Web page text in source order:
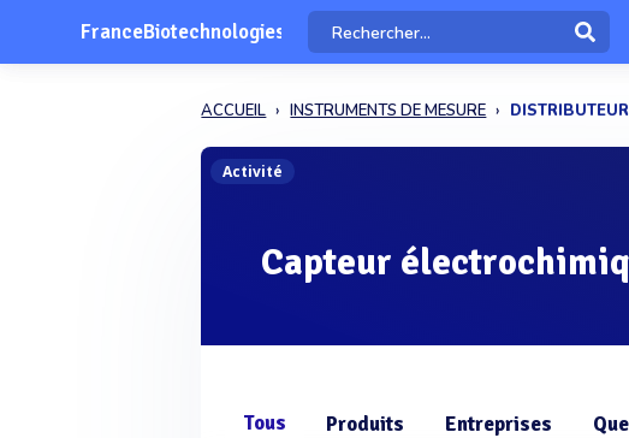
FranceBiotechnologies
ACCUEIL INSTRUMENTS DE MESURE
Activité
Capteur
Tous Produits Entreprises